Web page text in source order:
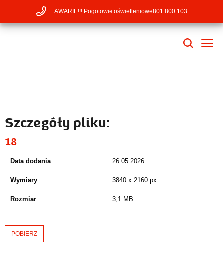
AWARIE!!! Pogotowie oświetleniowe801 800 103
Szczegóły pliku:
18
Data dodania 26.05.2026
Wymiary 3840 x 2160 px
Rozmiar 3,1 MB
POBIERZ